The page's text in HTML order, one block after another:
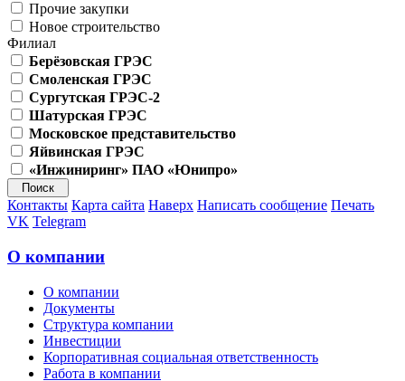
Прочие закупки
Новое строительство
Филиал
Берёзовская ГРЭС
Смоленская ГРЭС
Сургутская ГРЭС-2
Шатурская ГРЭС
Московское представительство
Яйвинская ГРЭС
«Инжиниринг» ПАО «Юнипро»
Контакты Карта сайта Наверх Написать сообщение Печать
VK Telegram
О компании
О компании
Документы
Структура компании
Инвестиции
Корпоративная социальная ответственность
Работа в компании